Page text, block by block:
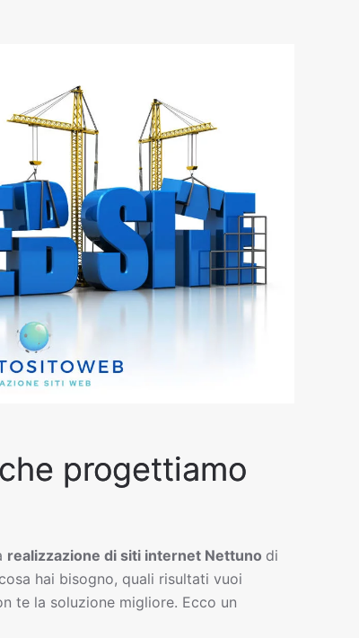
progettiamo
realizzazione di siti internet Nettuno di
hai bisogno, quali risultati vuoi
te la soluzione migliore. Ecco un